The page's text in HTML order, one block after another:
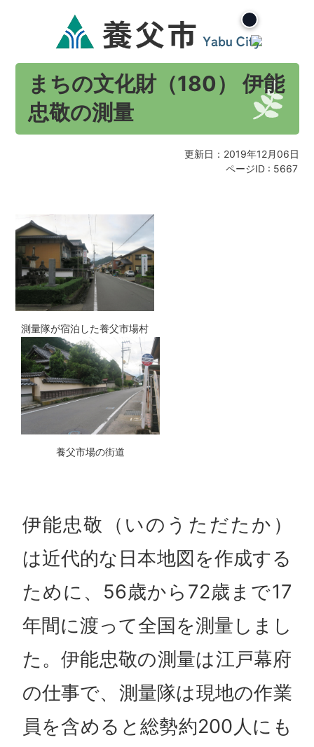
まちの文化財（180） 伊能
忠敬の測量
更新日：2019年12月06日
ページID : 5667
測量隊が宿泊した養父市場村
養父市場の街道
伊能忠敬（いのうただたか）
は近代的な日本地図を作成する
ために、56歳から72歳まで17
年間に渡って全国を測量しまし
た。伊能忠敬の測量は江戸幕府
の仕事で、測量隊は現地の作業
員を含めると総勢約200人にも